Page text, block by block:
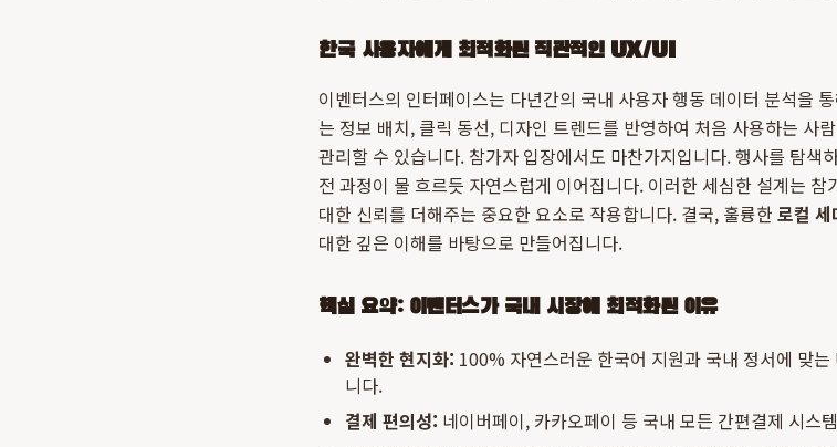
한국 사용자에게 최적화된 직관적인 UX/UI
이벤터스의 인터페이스는 다년간의 국내 사용자 행동 데이터 분석을
는 정보 배치, 클릭 동선, 디자인 트렌드를 반영하여 처음 사용하는 사
관리할 수 있습니다. 참가자 입장에서도 마찬가지입니다. 행사를 탐색
전 과정이 물 흐르듯 자연스럽게 이어집니다. 이러한 세심한 설계는
대한 신뢰를 더해주는 중요한 요소로 작용합니다. 결국, 훌륭한로컬 세
대한 깊은 이해를 바탕으로 만들어집니다.
핵심 요약: 이벤터스가 국내 시장에 최적화된 이유
완벽한 현지화: 100% 자연스러운 한국어 지원과 국내 정서에 맞
니다.
결제 편의성: 네이버페이, 카카오페이 등 국내 모든 간편결제 시스